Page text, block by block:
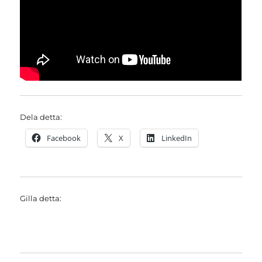
Dela detta:
Facebook X LinkedIn
Gilla detta: